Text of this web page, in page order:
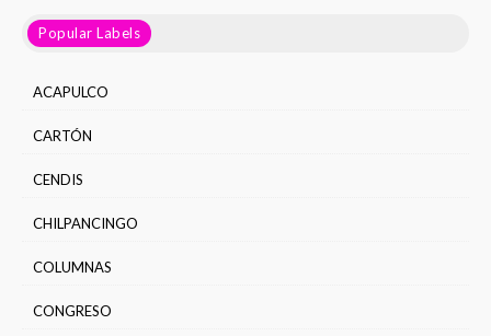
Popular Labels
ACAPULCO
CARTÓN
CENDIS
CHILPANCINGO
COLUMNAS
CONGRESO